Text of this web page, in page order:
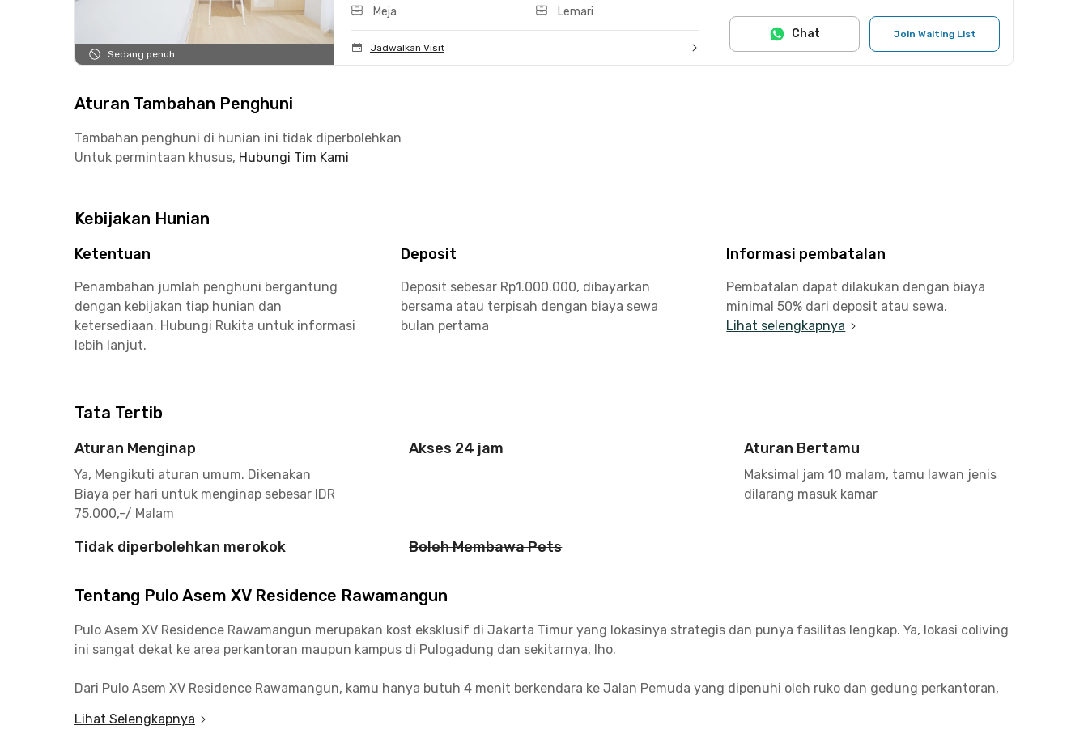
Sedang penuh
Meja
Lemari
Jadwalkan Visit
Join Waiting List
Chat
Aturan Tambahan Penghuni
Tambahan penghuni di hunian ini tidak diperbolehkan
Untuk permintaan khusus, Hubungi Tim Kami
Kebijakan Hunian
Ketentuan
Penambahan jumlah penghuni bergantung
dengan kebijakan tiap hunian dan
ketersediaan. Hubungi Rukita untuk informasi
lebih lanjut.
Deposit
Deposit sebesar Rp1.000.000, dibayarkan
bersama atau terpisah dengan biaya sewa
bulan pertama
Informasi pembatalan
Pembatalan dapat dilakukan dengan biaya
minimal 50% dari deposit atau sewa.
Lihat selengkapnya
Tata Tertib
Aturan Menginap
Ya, Mengikuti aturan umum. Dikenakan
Biaya per hari untuk menginap sebesar IDR
75.000,-/ Malam
Akses 24 jam Aturan Bertamu
Maksimal jam 10 malam, tamu lawan jenis
dilarang masuk kamar
Tidak diperbolehkan merokok Boleh Membawa Pets
Tentang Pulo Asem XV Residence Rawamangun
Pulo Asem XV Residence Rawamangun merupakan kost eksklusif di Jakarta Timur yang lokasinya strategis dan punya fasilitas lengkap. Ya, lokasi coliving
ini sangat dekat ke area perkantoran maupun kampus di Pulogadung dan sekitarnya, lho.
Dari Pulo Asem XV Residence Rawamangun, kamu hanya butuh 4 menit berkendara ke Jalan Pemuda yang dipenuhi oleh ruko dan gedung perkantoran,
pun cukup dengan 10 menit berkendara saja untuk mencapai kampus.
Lihat Selengkapnya